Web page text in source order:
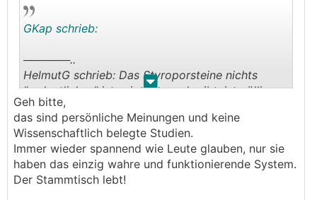
. .
GKap schrieb:
──────..
HelmutG schrieb: Das Styroporsteine nichts
"ordentliches" ist, wie Gkap schreibt, ist völliger
Unsinn.
Beim befüllen mit Beton ist natürlich etwas
Vorsicht geboten, stabil ist die Wand dennoch.
───────────────
Google mal nach Poolpowershop Forum, dort
Geh bitte,
das sind persönliche Meinungen und keine
Wissenschaftlich belegte Studien.
Immer wieder spannend wie Leute glauben, nur sie
haben das einzig wahre und funktionierende System.
Der Stammtisch lebt!